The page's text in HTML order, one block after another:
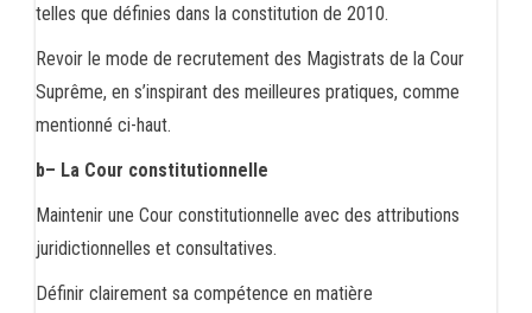
telles que définies dans la constitution de 2010.
Revoir le mode de recrutement des Magistrats de la Cour
Suprême, en s’inspirant des meilleures pratiques, comme
mentionné ci-haut.
b– La Cour constitutionnelle
Maintenir une Cour constitutionnelle avec des attributions
juridictionnelles et consultatives.
Définir clairement sa compétence en matière